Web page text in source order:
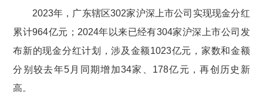
2023年，广东辖区302家沪深上市公司实现现金分红
累计964亿元； 2024年以来已经有304家沪深上市公司发
布新的现金分红计划，涉及金额1023亿元，家数和金额
分别较去年5 月同期增加34家、 178亿元，再创历史新
高。